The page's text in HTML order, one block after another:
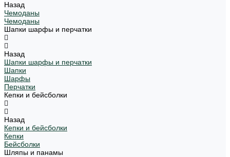
Назад
Чемоданы
Чемоданы
Шапки шарфы и перчатки
Назад
Шапки шарфы и перчатки
Шапки
Шарфы
Перчатки
Кепки и бейсболки
Назад
Кепки и бейсболки
Кепки
Бейсболки
Шляпы и панамы